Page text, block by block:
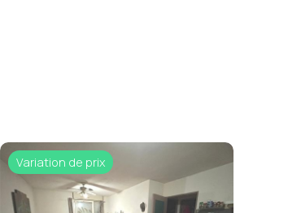
Variation de prix